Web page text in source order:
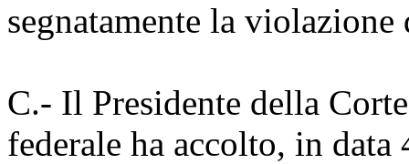
segnatamente la violazione
C.- Il Presidente della
federale ha accolto, in